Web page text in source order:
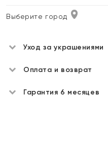
Выберите город
Уход за украшениями
Оплата и возврат
Гарантия 6 месяцев